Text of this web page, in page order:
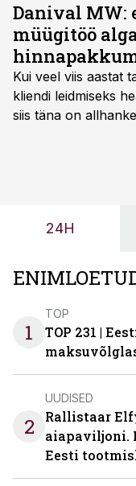
Danival MW:
müügitöö
Kui veel viis aastat
kliendi leidmiseks
siis täna on
24H
1
TOP
TOP 231 |
2
UUDISED
Rallistaar
aiapaviljoni.
Eesti